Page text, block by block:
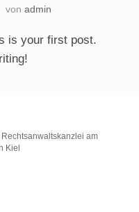
von admin
is your first post.
am
Kiel